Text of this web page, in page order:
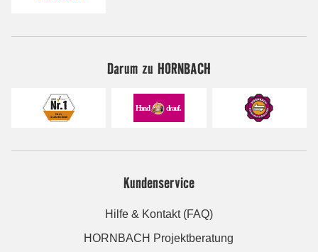
Darum zu HORNBACH
Kundenservice
Hilfe & Kontakt (FAQ)
HORNBACH Projektberatung